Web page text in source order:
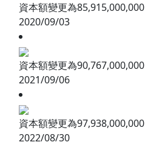
資本額變更為85,915,000,000
2020/09/03
資本額變更為90,767,000,000
2021/09/06
資本額變更為97,938,000,000
2022/08/30